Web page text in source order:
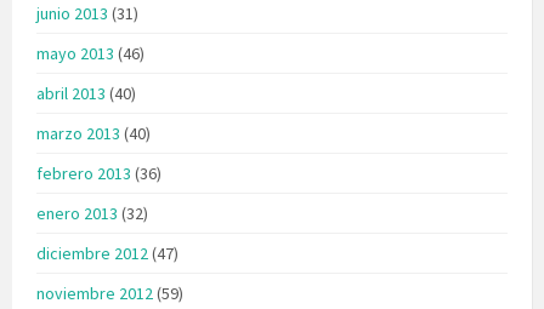
junio 2013 (31)
mayo 2013 (46)
abril 2013 (40)
marzo 2013 (40)
febrero 2013 (36)
enero 2013 (32)
diciembre 2012(47)
noviembre 2012(59)